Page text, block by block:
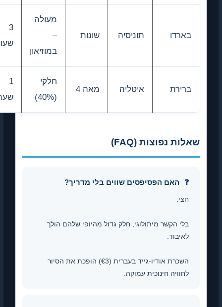
בארדו תוניסיה שונות
מעולה
במוזיאון
שעות
ברירת איטליה מאה 4
חלקי
שעה
שאלות נפוצות (FAQ)
האם הפסיפסים שווים בלי מדריך?
בלי הקשר מיתולוגי, חלק גדול מהיופי שלהם הולך
לאיבוד.
השכרת אודיו-גייד בעברית (€3) הופכת את הסיור
לחוויה חינוכית עמוקה.